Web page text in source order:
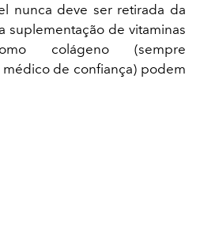
nunca deve ser retirada da
suplementação de vitaminas
colágeno (sempre
de confiança) podem